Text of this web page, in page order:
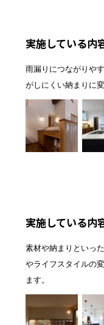
実施している内
雨漏りにつながりや
がしにくい納まりに変
実施している内
素材や納まりといっ
やライフスタイルの
ます。